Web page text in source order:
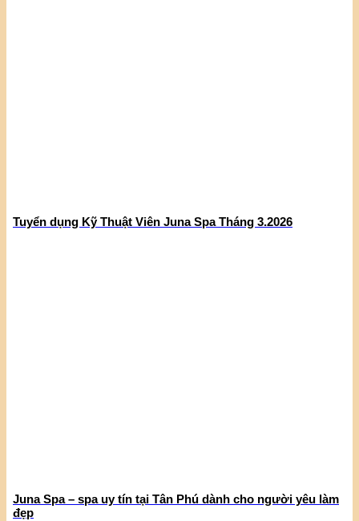
Tuyển dụng Kỹ Thuật Viên Juna Spa Tháng 3.2026
Juna Spa – spa uy tín tại Tân Phú dành cho người yêu làm
đẹp